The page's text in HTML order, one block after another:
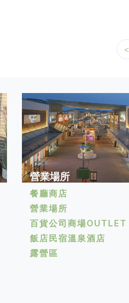
<
營業場所
餐廳商店
營業場所
百貨公司商場OUTLET
飯店民宿溫泉酒店
露營區